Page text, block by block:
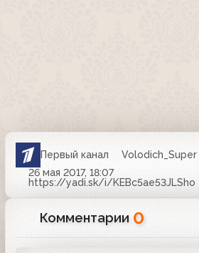
Первый канал Volodich_Super
26 мая 2017, 18:07
https://yadi.sk/i/KEBc5ae53JLSho
Комментарии 0